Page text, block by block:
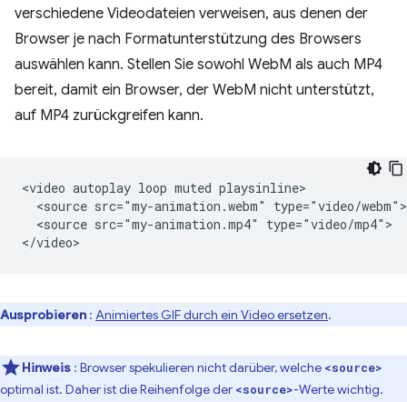
verschiedene Videodateien verweisen, aus denen der
Browser je nach Formatunterstützung des Browsers
auswählen kann. Stellen Sie sowohl WebM als auch MP4
bereit, damit ein Browser, der WebM nicht unterstützt,
auf MP4 zurückgreifen kann.
<video autoplay loop muted playsinline>
  <source src="my-animation.webm" type="video/webm">
  <source src="my-animation.mp4" type="video/mp4">
Ausprobieren : Animiertes GIF durch ein Video ersetzen.
Hinweis : Browser spekulieren nicht darüber, welche <source>
optimal ist. Daher ist die Reihenfolge der <source>-Werte wichtig.